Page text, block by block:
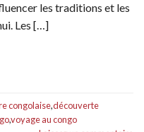
les traditions et les
Les […]
congolaise,découverte
,voyage au congo